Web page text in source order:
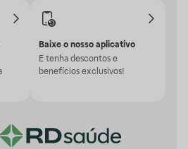
Baixe o nosso aplicativo
E tenha descontos e
benefícios exclusivos!